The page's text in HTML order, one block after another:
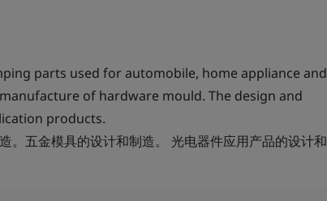
parts used for automobile, home appliance and
of hardware mould. The design and
products.
。五金模具的设计和制造。 光电器件应用产品的设计和